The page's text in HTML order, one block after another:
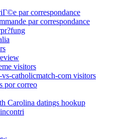
par correspondance
par correspondance
visitors
catholicmatch-com visitors
por correo
Carolina datings hookup